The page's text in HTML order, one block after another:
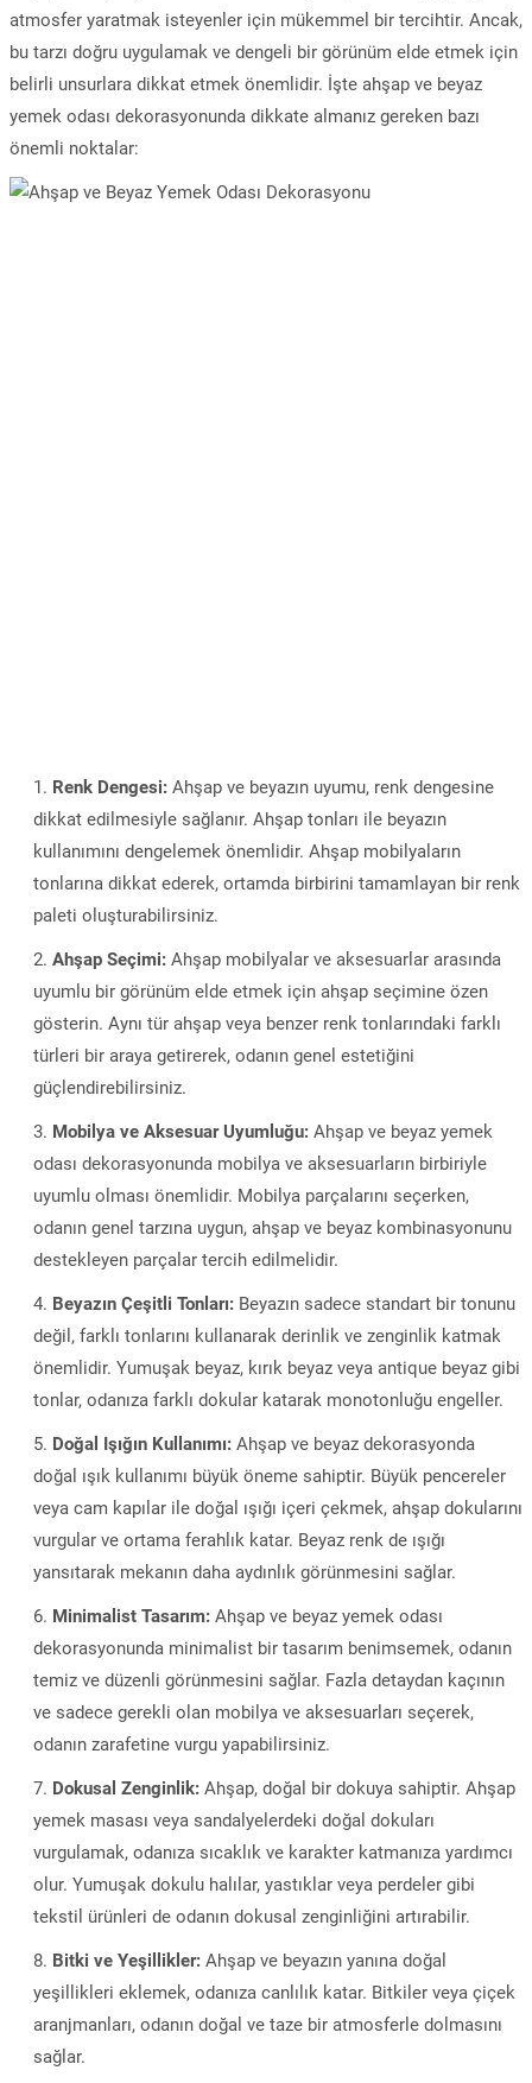
atmosfer yaratmak isteyenler için mükemmel bir tercihtir. Ancak,
bu tarzı doğru uygulamak ve dengeli bir görünüm elde etmek için
belirli unsurlara dikkat etmek önemlidir. İşte ahşap ve beyaz
yemek odası dekorasyonunda dikkate almanız gereken bazı
önemli noktalar:
Renk Dengesi: Ahşap ve beyazın uyumu, renk dengesine
dikkat edilmesiyle sağlanır. Ahşap tonları ile beyazın
kullanımını dengelemek önemlidir. Ahşap mobilyaların
tonlarına dikkat ederek, ortamda birbirini tamamlayan bir renk
paleti oluşturabilirsiniz.
Ahşap Seçimi: Ahşap mobilyalar ve aksesuarlar arasında
uyumlu bir görünüm elde etmek için ahşap seçimine özen
gösterin. Aynı tür ahşap veya benzer renk tonlarındaki farklı
türleri bir araya getirerek, odanın genel estetiğini
güçlendirebilirsiniz.
Mobilya ve Aksesuar Uyumluğu: Ahşap ve beyaz yemek
odası dekorasyonunda mobilya ve aksesuarların birbiriyle
uyumlu olması önemlidir. Mobilya parçalarını seçerken,
odanın genel tarzına uygun, ahşap ve beyaz kombinasyonunu
destekleyen parçalar tercih edilmelidir.
Beyazın Çeşitli Tonları: Beyazın sadece standart bir tonunu
değil, farklı tonlarını kullanarak derinlik ve zenginlik katmak
önemlidir. Yumuşak beyaz, kırık beyaz veya antique beyaz gibi
tonlar, odanıza farklı dokular katarak monotonluğu engeller.
Doğal Işığın Kullanımı: Ahşap ve beyaz dekorasyonda
doğal ışık kullanımı büyük öneme sahiptir. Büyük pencereler
veya cam kapılar ile doğal ışığı içeri çekmek, ahşap dokularını
vurgular ve ortama ferahlık katar. Beyaz renk de ışığı
yansıtarak mekanın daha aydınlık görünmesini sağlar.
Minimalist Tasarım: Ahşap ve beyaz yemek odası
dekorasyonunda minimalist bir tasarım benimsemek, odanın
temiz ve düzenli görünmesini sağlar. Fazla detaydan kaçının
ve sadece gerekli olan mobilya ve aksesuarları seçerek,
odanın zarafetine vurgu yapabilirsiniz.
Dokusal Zenginlik: Ahşap, doğal bir dokuya sahiptir. Ahşap
yemek masası veya sandalyelerdeki doğal dokuları
vurgulamak, odanıza sıcaklık ve karakter katmanıza yardımcı
olur. Yumuşak dokulu halılar, yastıklar veya perdeler gibi
tekstil ürünleri de odanın dokusal zenginliğini artırabilir.
Bitki ve Yeşillikler: Ahşap ve beyazın yanına doğal
yeşillikleri eklemek, odanıza canlılık katar. Bitkiler veya çiçek
aranjmanları, odanın doğal ve taze bir atmosferle dolmasını
sağlar.